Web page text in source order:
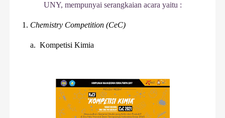
UNY, mempunyai serangkaian acara yaitu :
1. Chemistry Competition (CeC)
a. Kompetisi Kimia